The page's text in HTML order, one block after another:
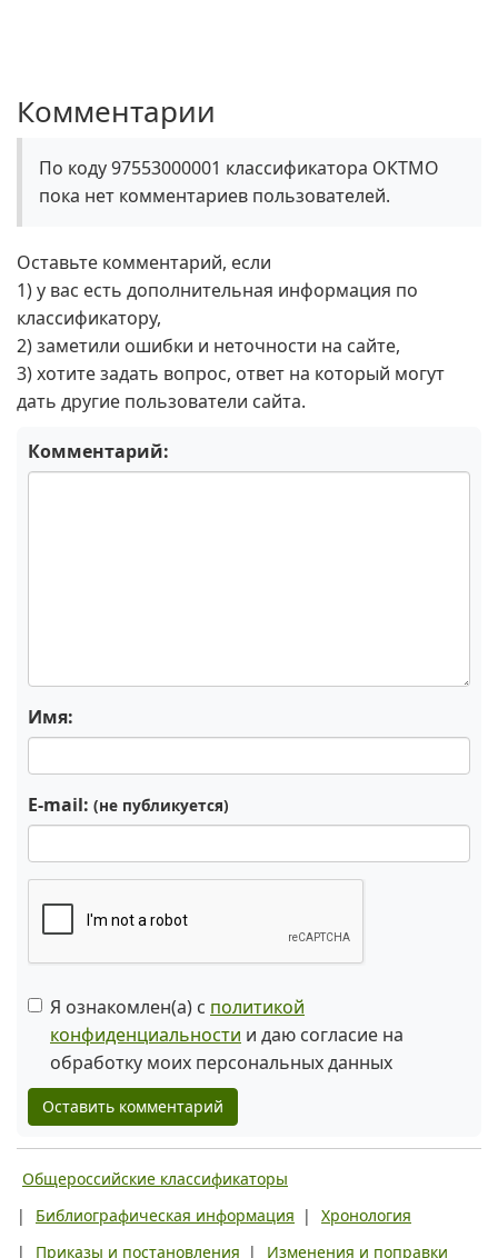
Комментарии
По коду 97553000001 классификатора ОКТМО
пока нет комментариев пользователей.
Оставьте комментарий, если
1) у вас есть дополнительная информация по
классификатору,
2) заметили ошибки и неточности на сайте,
3) хотите задать вопрос, ответ на который могут
дать другие пользователи сайта.
Комментарий:
Имя:
E-mail: (не публикуется)
Я ознакомлен(а) с политикой
конфиденциальности и даю согласие на
обработку моих персональных данных
Оставить комментарий
Общероссийские классификаторы
|
Библиографическая информация |
Хронология
|
Приказы и постановления | Изменения и поправки